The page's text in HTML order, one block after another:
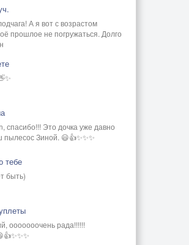
А я вот с возрастом
прошлое не погружаться. Долго
спасибо!!! Это дочка уже давно
Зиной. 😃👍✨✨✨
тебе
быть)
ооооооочень рада!!!!!!